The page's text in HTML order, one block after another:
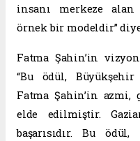
insanı merkeze
örnek bir modeldir”
Fatma Şahin’in
“Bu ödül, Büyükşehir
Fatma Şahin’in
elde edilmiştir.
başarısıdır. Bu